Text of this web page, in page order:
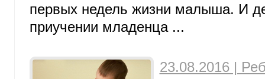
первых недель жизни малыша. И
приучении младенца ...
23.08.2016 |